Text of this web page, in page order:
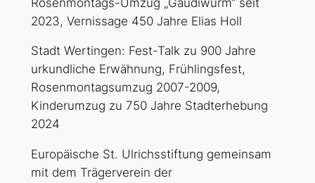
2023, Vernissage 450 Jahre Elias Holl
Stadt Wertingen: Fest-Talk zu 900 Jahre
urkundliche Erwähnung, Frühlingsfest,
Rosenmontagsumzug 2007-2009,
Kinderumzug zu 750 Jahre Stadterhebung
2024
Europäische St. Ulrichsstiftung gemeinsam
mit dem Trägerverein der